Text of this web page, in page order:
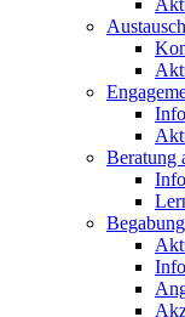
Beratung